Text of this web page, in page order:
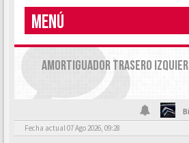
MENÚ
AMORTIGUADOR TRASERO
Fecha actual 07 Ago 2026, 09:28